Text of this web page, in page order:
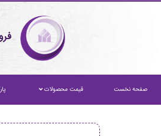
صفحه نخست قیمت محصولات